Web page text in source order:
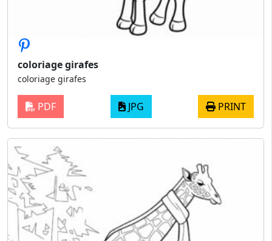
coloriage girafes
coloriage girafes
PDF JPG PRINT